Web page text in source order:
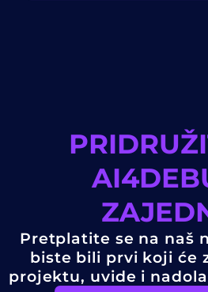
Pretplatite se na naš
biste bili prvi koji će
projektu, uvide i